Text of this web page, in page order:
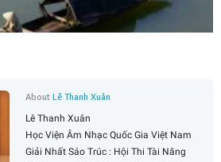
AboutLê Thanh Xuân
Lê Thanh Xuân
Học Viện Âm Nhạc Quốc Gia Việt Nam
Giải Nhất Sáo Trúc : Hội Thi Tài Năng